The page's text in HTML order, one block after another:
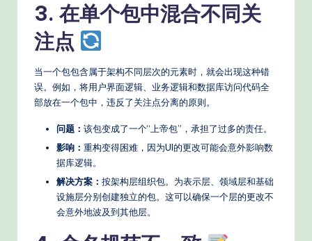
o
3. 在单个包中混合不同关
注点
当一个包包含属于架构不同层次的元素时，就会出现这种错
误。例如，将用户界面逻辑、业务逻辑和数据库访问代码全
部放在一个包中，违反了关注点分离的原则。
问题： 该包变成了一个“上帝包”，承担了过多的责任。
影响： 重构变得困难，因为UI的更改可能会意外影响数
据库逻辑。
解决方案： 按架构层组织包。为表示层、领域层和基础
设施层分别创建独立的包。这可以确保一个层的更改不
会意外地波及到其他层。